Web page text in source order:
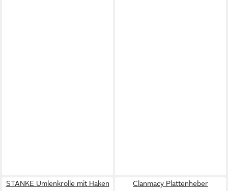
STANKE Umlenkrolle mit Haken
Clanmacy Plattenheber